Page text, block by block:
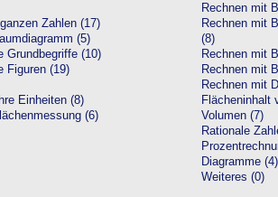
Zahlen (17)
(5)
Grundbegriffe (10)
Figuren (19)
Einheiten (8)
(6)
Rechnen mit
Rechnen mit
(8)
Rechnen mit
Rechnen mit
Rechnen mit
Flächeninhalt
Volumen (7)
Rationale
Diagramme (4)
Weiteres (0)